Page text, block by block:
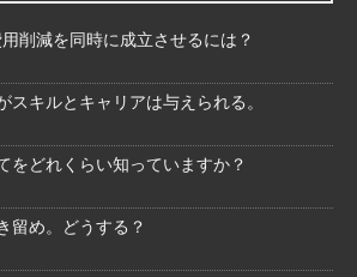
削減を同時に成立させるには？
スキルとキャリアは与えられる。
をどれくらい知っていますか？
留め。どうする？